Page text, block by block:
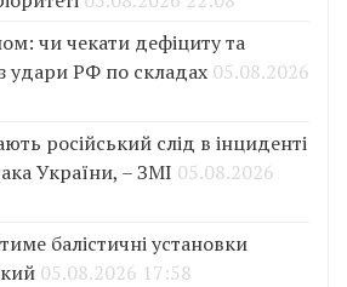
чи чекати дефіциту та
удари РФ по складах 05.08.2026
російський слід в інциденті
України, – ЗМІ 05.08.2026
балістичні установки
05.08.2026 17:58